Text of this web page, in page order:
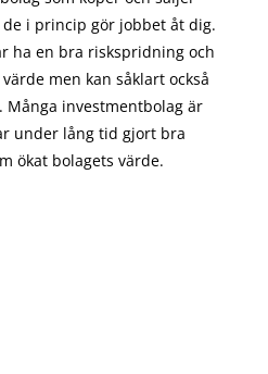
i princip görjobbet åt dig.
ha en bra riskspridning och
men kan såklart också
investmentbolag är
under lång tid gjort bra
ökat bolagets värde.